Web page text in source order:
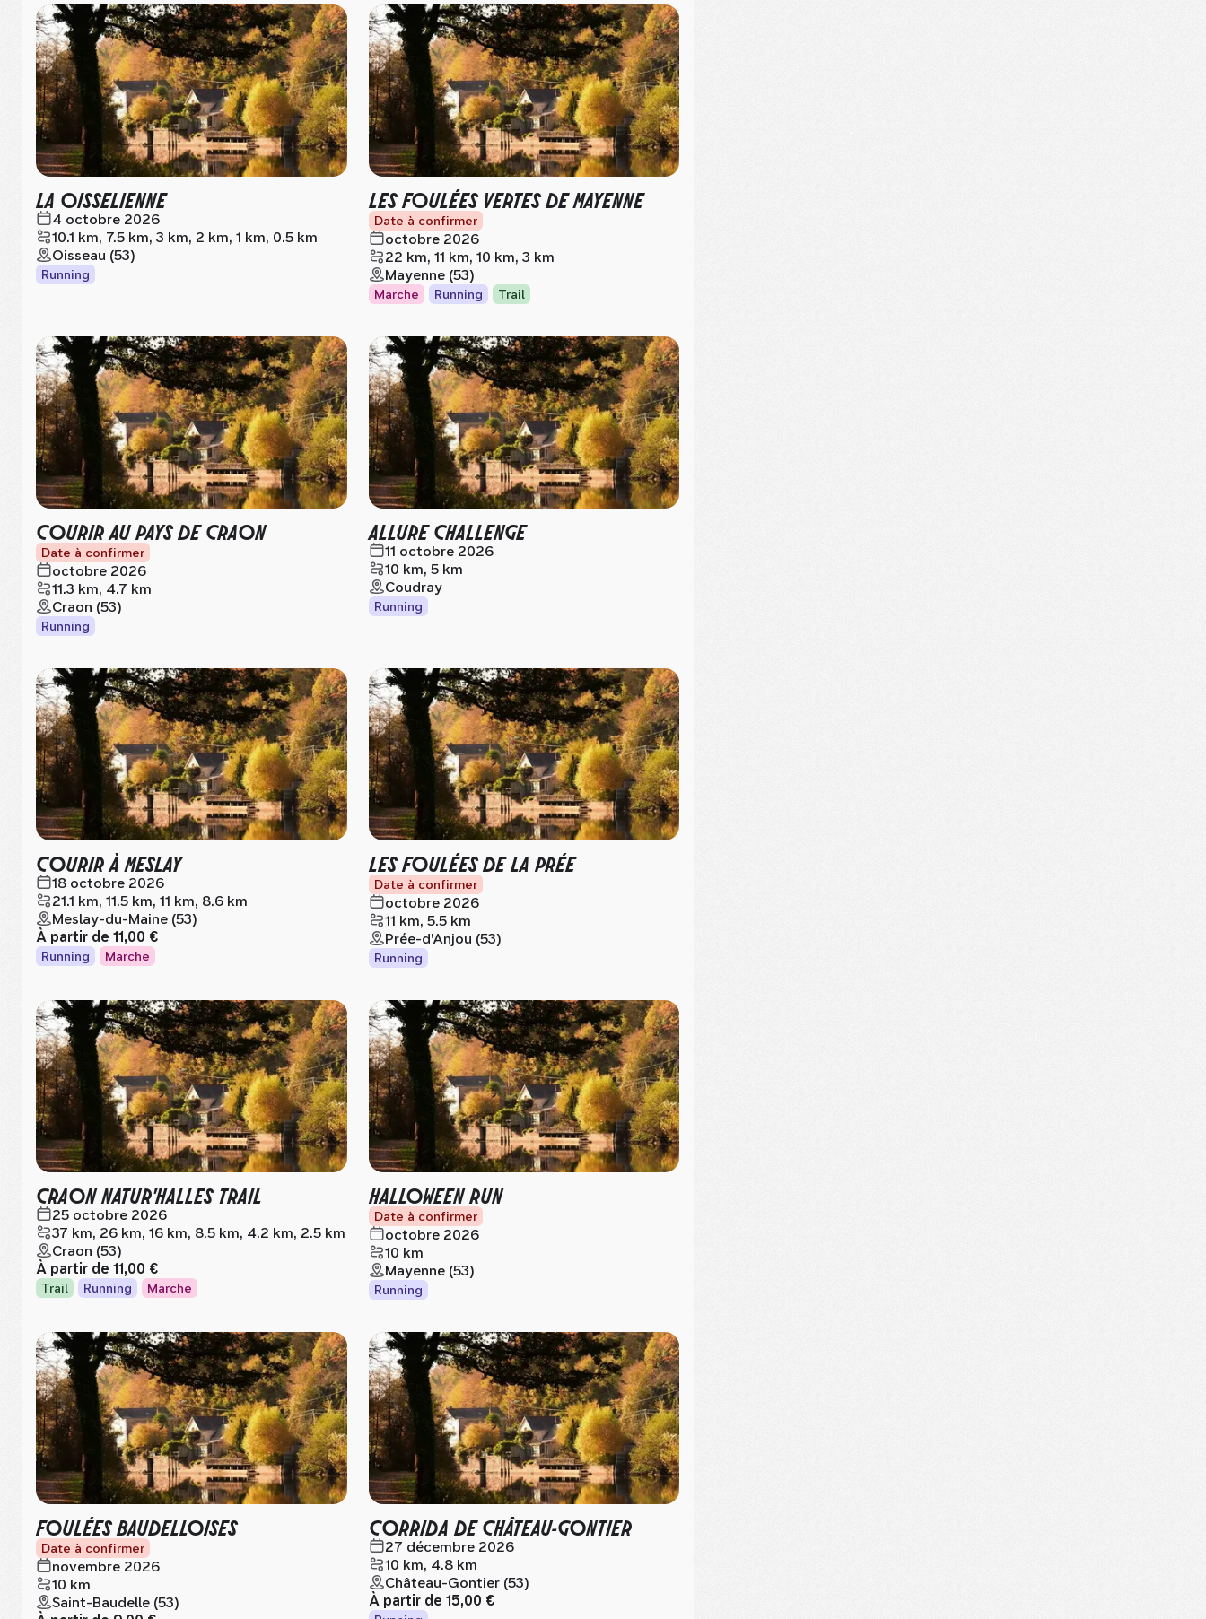
LA OISSELIENNE
4 octobre 2026
10.1 km, 7.5 km, 3 km, 2 km, 1 km, 0.5 km
Oisseau (53)
Running
LES FOULÉES VERTES DE MAYENNE
Date à confirmer
octobre 2026
22 km, 11 km, 10 km, 3 km
Mayenne (53)
Marche Running Trail
COURIR AU PAYS DE CRAON
Date à confirmer
octobre 2026
11.3 km, 4.7 km
Craon (53)
Running
ALLURE CHALLENGE
11 octobre 2026
10 km, 5 km
Coudray
Running
COURIR À MESLAY
18 octobre 2026
21.1 km, 11.5 km, 11 km, 8.6 km
Meslay-du-Maine (53)
À partir de 11,00 €
Running Marche
LES FOULÉES DE LA PRÉE
Date à confirmer
octobre 2026
11 km, 5.5 km
Prée-d'Anjou (53)
Running
CRAON NATUR'HALLES TRAIL
25 octobre 2026
37 km, 26 km, 16 km, 8.5 km, 4.2 km, 2.5 km
Craon (53)
À partir de 11,00 €
Trail Running Marche
HALLOWEEN RUN
Date à confirmer
octobre 2026
10 km
Mayenne (53)
Running
FOULÉES BAUDELLOISES
Date à confirmer
novembre 2026
10 km
Saint-Baudelle (53)
CORRIDA DE CHÂTEAU-GONTIER
27 décembre 2026
10 km, 4.8 km
Château-Gontier (53)
À partir de 15,00 €